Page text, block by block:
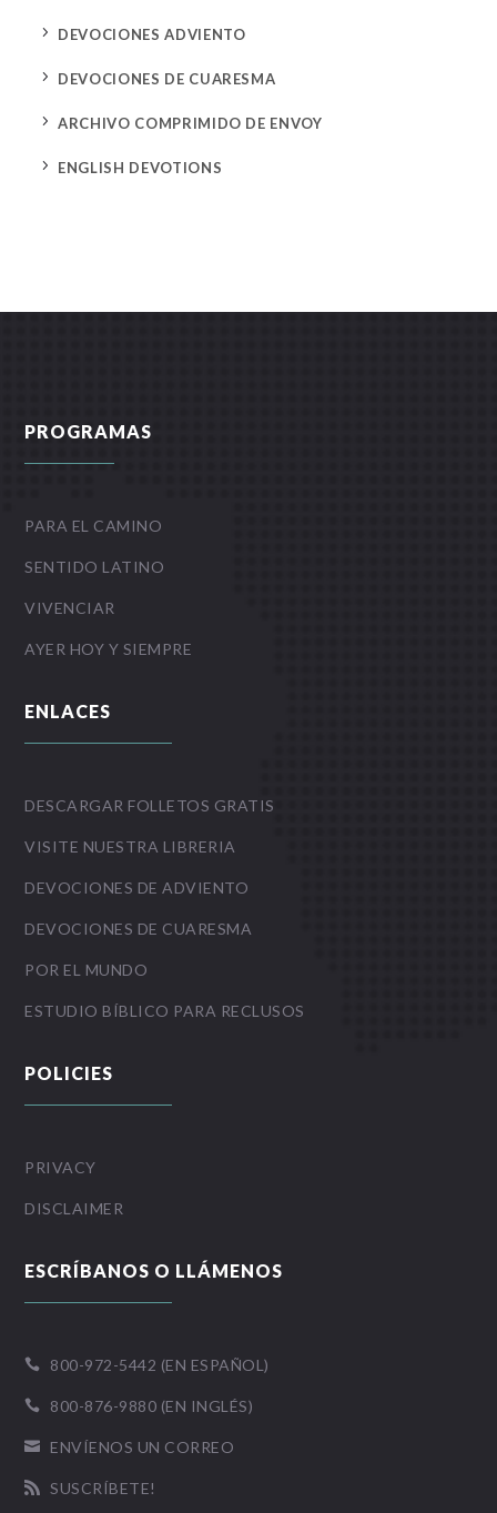
5 DEVOCIONES ADVIENTO
5 DEVOCIONES DE CUARESMA
5 ARCHIVO COMPRIMIDO DE ENVOY
5 ENGLISH DEVOTIONS
PROGRAMAS
PARA EL CAMINO
SENTIDO LATINO
VIVENCIAR
AYER HOY Y SIEMPRE
ENLACES
DESCARGAR FOLLETOS GRATIS
VISITE NUESTRA LIBRERIA
DEVOCIONES DE ADVIENTO
DEVOCIONES DE CUARESMA
POR EL MUNDO
ESTUDIO BÍBLICO PARA RECLUSOS
POLICIES
PRIVACY
DISCLAIMER
ESCRÍBANOS O LLÁMENOS
 800-972-5442 (EN ESPAÑOL)
 800-876-9880 (EN INGLÉS)
 ENVÍENOS UN CORREO
 SUSCRÍBETE!